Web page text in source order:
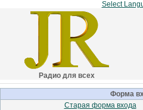
Select
Радио для всех
Форма
Старая форма входа